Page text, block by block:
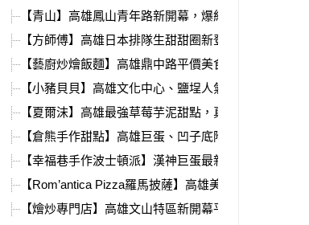
【青山】高雄鳳山青年路新開幕，爆紅排隊飲料店、
【方師傅】高雄日本排隊生甜甜圈新登場，限量出爐
【藝廚炒燴飯麵】高雄鼎中路平價美食，炒飯、炒泡
【小豬貝貝】高雄文化中心、鹽埕人氣甜點，冬天必
【夏爾沫】高雄最強草莓芋泥甜點，真材實料新鮮大
【倉熊手作甜點】高雄巨蛋、凹子底附近，七款超強
【幸福巷手作波士頓派】漢神巨蛋最新快閃，草莓控
【Rom’antica Pizza羅馬披薩】高雄美術館披薩！菜單
【燴炒專門店】高雄文山特區新開幕平價熱炒，必吃